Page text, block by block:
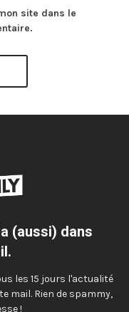
site dans le
(aussi) dans
les 15 jours l'actualité
mail. Rien de spammy,
!